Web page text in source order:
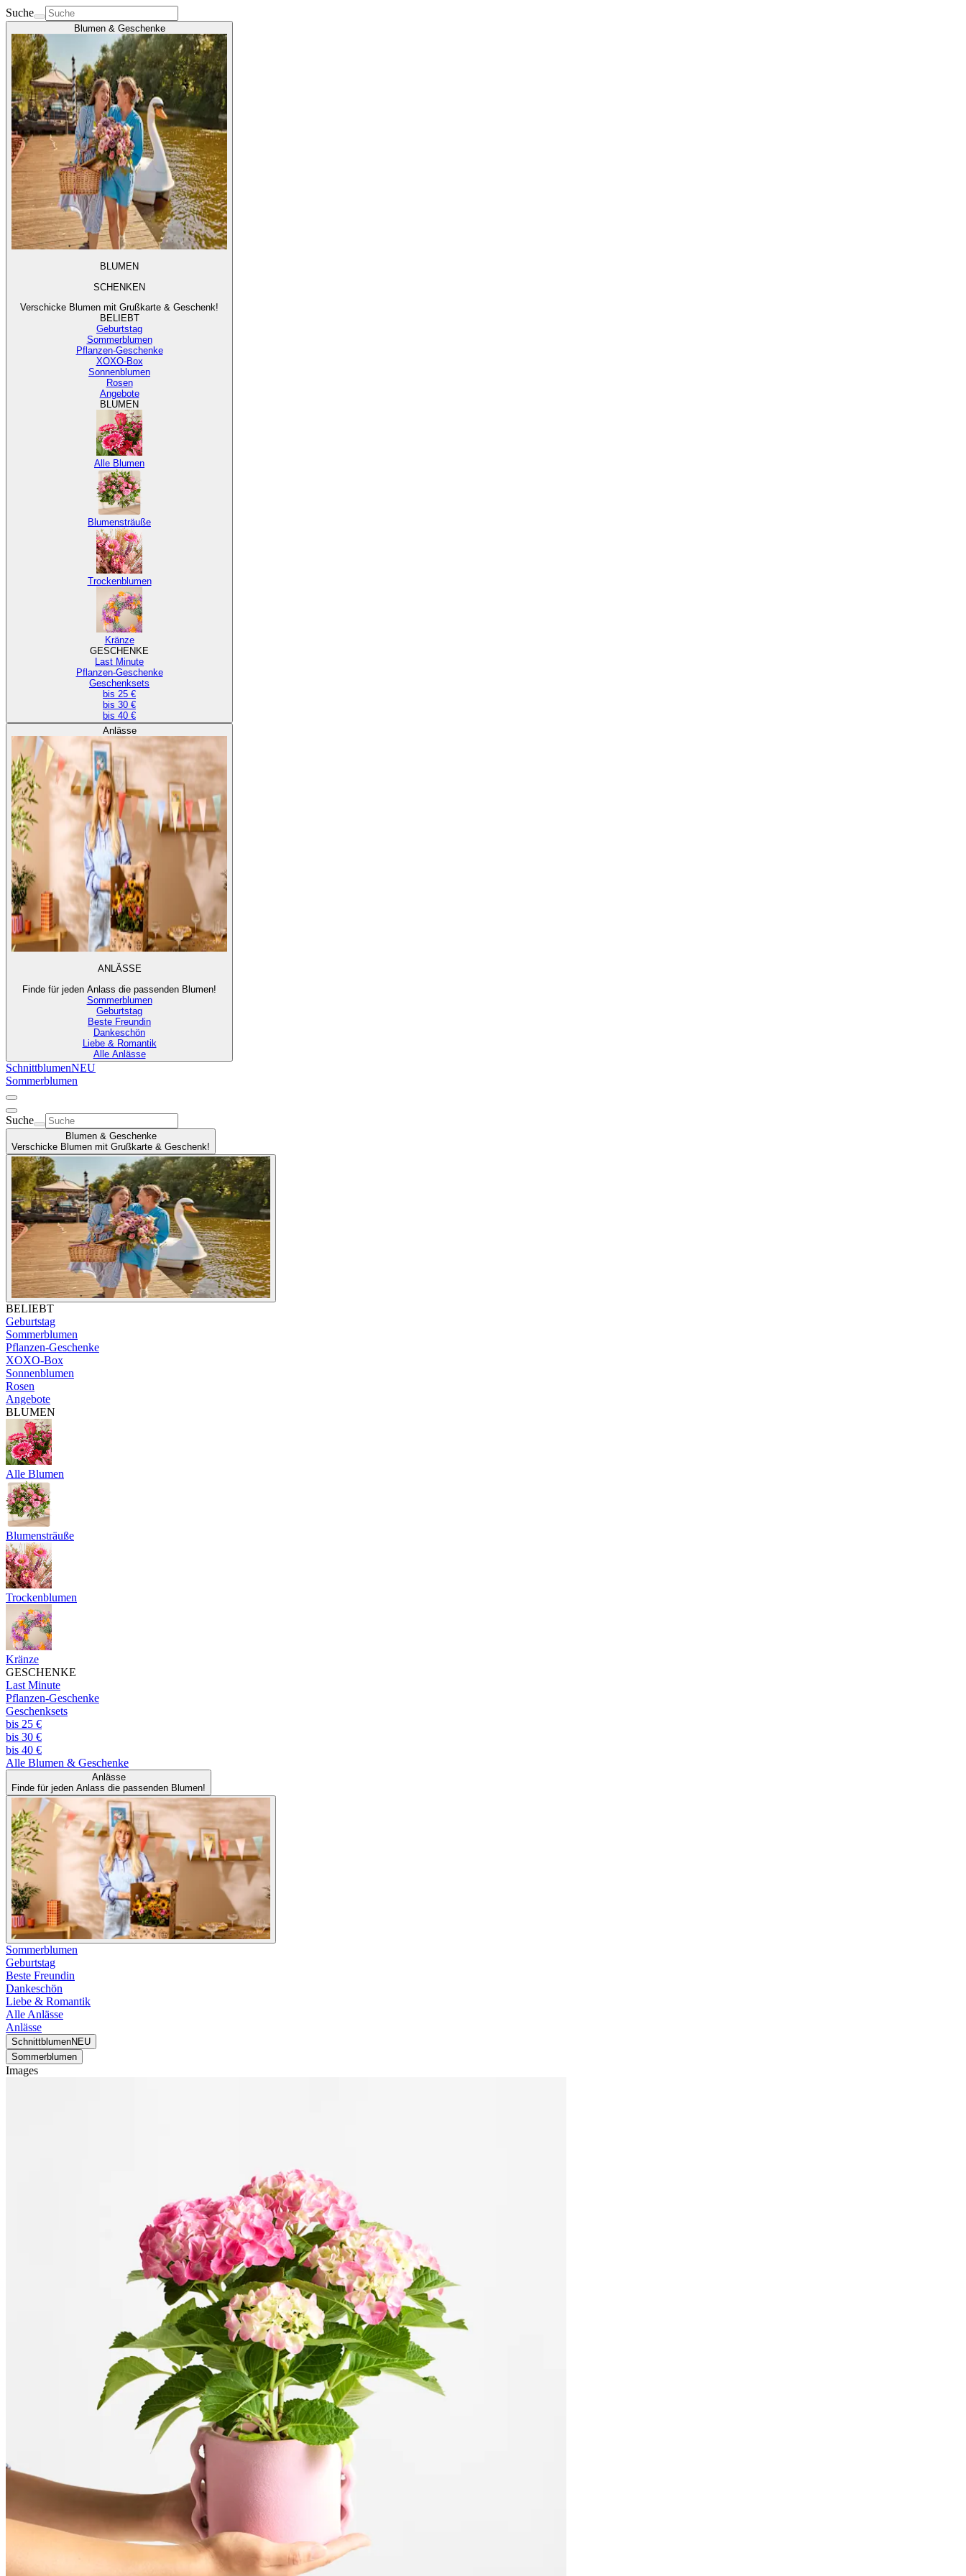
Suche
Blumen & Geschenke
BLUMEN
SCHENKEN
Verschicke Blumen mit Grußkarte & Geschenk!
BELIEBT
Geburtstag
Sommerblumen
Pflanzen-Geschenke
XOXO-Box
Sonnenblumen
Rosen
Angebote
BLUMEN
Alle Blumen
Blumensträuße
Trockenblumen
Kränze
GESCHENKE
Last Minute
Pflanzen-Geschenke
Geschenksets
bis 25 €
bis 30 €
bis 40 €
Anlässe
ANLÄSSE
Finde für jeden Anlass die passenden Blumen!
Sommerblumen
Geburtstag
Beste Freundin
Dankeschön
Liebe & Romantik
Alle Anlässe
SchnittblumenNEU
Sommerblumen
Suche
Blumen & Geschenke
Verschicke Blumen mit Grußkarte & Geschenk!
BELIEBT
Geburtstag
Sommerblumen
Pflanzen-Geschenke
XOXO-Box
Sonnenblumen
Rosen
Angebote
BLUMEN
Alle Blumen
Blumensträuße
Trockenblumen
Kränze
GESCHENKE
Last Minute
Pflanzen-Geschenke
Geschenksets
bis 25 €
bis 30 €
bis 40 €
Alle Blumen & Geschenke
Anlässe
Finde für jeden Anlass die passenden Blumen!
Sommerblumen
Geburtstag
Beste Freundin
Dankeschön
Liebe & Romantik
Alle Anlässe
Anlässe
SchnittblumenNEU
Sommerblumen
Images